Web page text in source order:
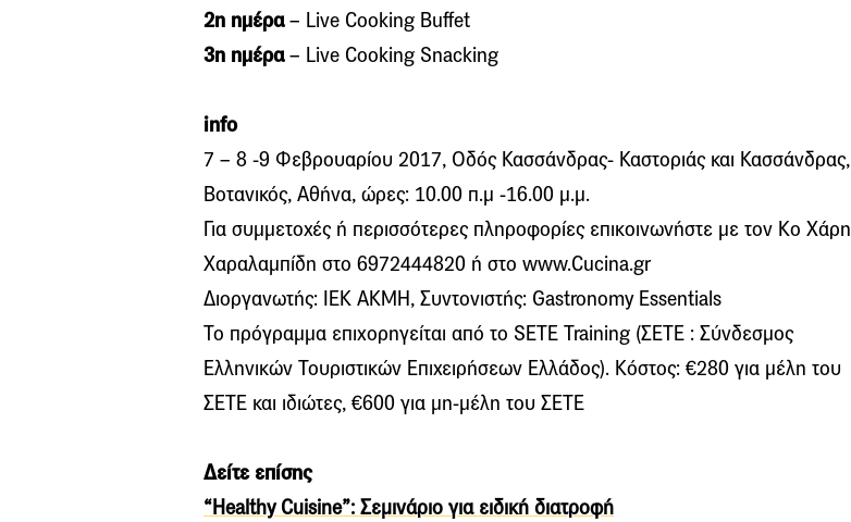
2η ημέρα– Live Cooking Buffet
3η ημέρα– Live Cooking Snacking
info
7 – 8 -9 Φεβρουαρίου 2017, Οδός Κασσάνδρας- Καστοριάς και Κασσάνδρας,
Βοτανικός, Αθήνα, ώρες: 10.00 π.μ -16.00 μ.μ.
Για συμμετοχές ή περισσότερες πληροφορίες επικοινωνήστε με τον Κο Χάρη
Χαραλαμπίδη στο 6972444820 ή στο www.Cucina.gr
Διοργανωτής: ΙΕΚ ΑΚΜΗ, Συντονιστής: Gastronomy Essentials
Το πρόγραμμα επιχορηγείται από το SETE Training (ΣΕΤΕ : Σύνδεσμος
Ελληνικών Τουριστικών Επιχειρήσεων Ελλάδος). Κόστος: €280 για μέλη του
ΣΕΤΕ και ιδιώτες, €600 για μη-μέλη του ΣΕΤΕ
Δείτε επίσης
“Healthy Cuisine”: Σεμινάριο για ειδική διατροφή